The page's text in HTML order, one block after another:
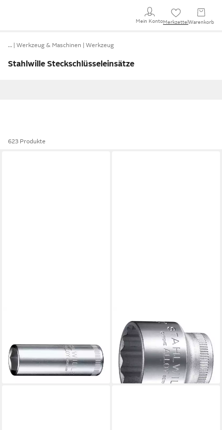
Mein KontoMerkzettel Warenkorb
… Werkzeug & Maschinen Werkzeug
Stahlwille Steckschlüsseleinsätze
623 Produkte
SW.8 mm L.50 mm 27 g
ab 26,25 €
lieferbar - in 3-4 Werktagen bei dir
Stecknuss
Steckschlüsseleinsatz (3/8)
SW.9 mm L.25 mm 19 g
ab 18,36 €
lieferbar - in 3-4 Werktagen bei dir